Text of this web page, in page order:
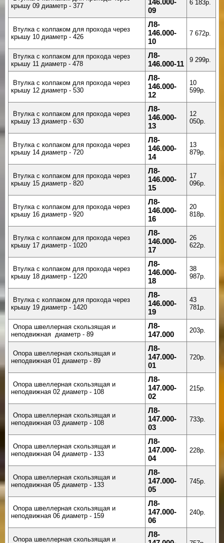
крышу 09 диаметр - 377
146.000-
09
6 183р.
Втулка с колпаком для прохода через
крышу 10 диаметр - 426
Л8-
146.000-
10
7 672р.
Втулка с колпаком для прохода через
крышу 11 диаметр - 478
Л8-
146.000-11
9 299р.
Втулка с колпаком для прохода через
крышу 12 диаметр - 530
Л8-
146.000-
12
10
599р.
Втулка с колпаком для прохода через
крышу 13 диаметр - 630
Л8-
146.000-
13
12
050р.
Втулка с колпаком для прохода через
крышу 14 диаметр - 720
Л8-
146.000-
14
13
879р.
Втулка с колпаком для прохода через
крышу 15 диаметр - 820
Л8-
146.000-
15
17
096р.
Втулка с колпаком для прохода через
крышу 16 диаметр - 920
Л8-
146.000-
16
20
818р.
Втулка с колпаком для прохода через
крышу 17 диаметр - 1020
Л8-
146.000-
17
26
622р.
Втулка с колпаком для прохода через
крышу 18 диаметр - 1220
Л8-
146.000-
18
38
987р.
Втулка с колпаком для прохода через
крышу 19 диаметр - 1420
Л8-
146.000-
19
43
781р.
Опора швеллерная скользящая и
неподвижная диаметр - 89
Л8-
147.000
203р.
Опора швеллерная скользящая и
неподвижная 01 диаметр - 89
Л8-
147.000-
01
720р.
Опора швеллерная скользящая и
неподвижная 02 диаметр - 108
Л8-
147.000-
02
215р.
Опора швеллерная скользящая и
неподвижная 03 диаметр - 108
Л8-
147.000-
03
733р.
Опора швеллерная скользящая и
неподвижная 04 диаметр - 133
Л8-
147.000-
04
228р.
Опора швеллерная скользящая и
неподвижная 05 диаметр - 133
Л8-
147.000-
05
745р.
Опора швеллерная скользящая и
неподвижная 06 диаметр - 159
Л8-
147.000-
06
240р.
Опора швеллерная скользящая и
Л8-